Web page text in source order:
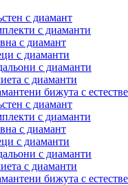
с диамант
с диаманти
с диамант
с диаманти
с диаманти
с диаманти
бижута с
с диамант
с диаманти
с диамант
с диаманти
с диаманти
с диаманти
бижута с